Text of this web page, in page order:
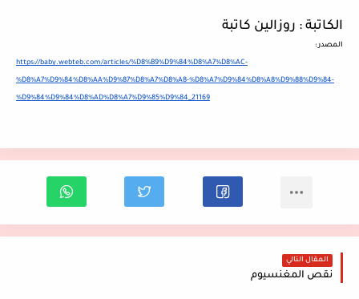
الكاتبة : روزالين كاتبة
المصدر :
https://baby.webteb.com/articles/%D8%B9%D9%84%D8%A7%D8%AC-
%D8%A7%D9%84%D8%AA%D9%87%D8%A7%D8%A8-%D8%A7%D9%84%D8%A8%D9%88%D9%84-
%D9%84%D9%84%D8%AD%D8%A7%D9%85%D9%84_21169
المقال التالي
نقص المغنسيوم